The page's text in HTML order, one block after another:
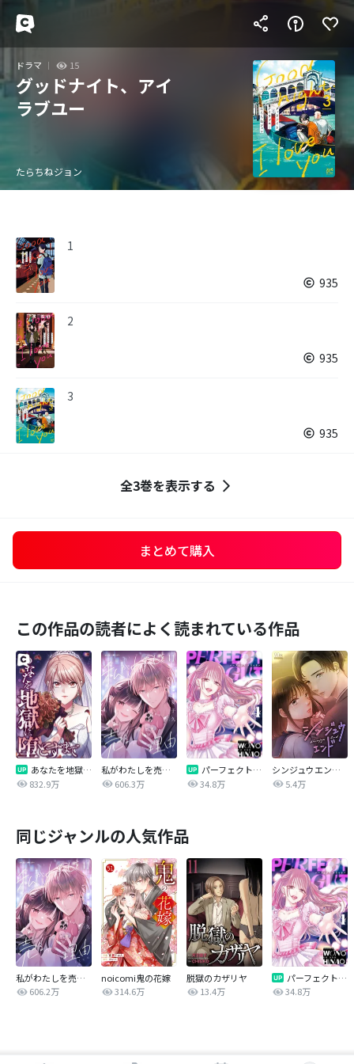
ドラマ 15
グッドナイト、アイ
ラブユー
たらちねジョン
1
935
2
935
3
935
全3巻を表示する
まとめて購入
この作品の読者によく読まれている作品
あなたを地獄に堕とすまで
832.9万
私がわたしを売る理由
606.3万
パーフェクトグリッター
34.8万
シンジュウエンド【タテヨミ】
5.4万
同じジャンルの人気作品
私がわたしを売る理由
606.2万
noicomi鬼の花嫁
314.6万
脱獄のカザリヤ
13.4万
パーフェクトグリッター
34.8万